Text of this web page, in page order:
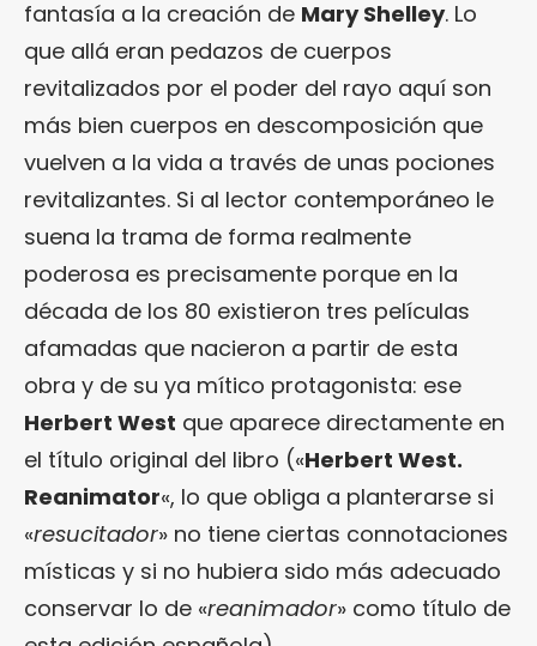
fantasía a la creación de Mary Shelley. Lo
que allá eran pedazos de cuerpos
revitalizados por el poder del rayo aquí son
más bien cuerpos en descomposición que
vuelven a la vida a través de unas pociones
revitalizantes. Si al lector contemporáneo le
suena la trama de forma realmente
poderosa es precisamente porque en la
década de los 80 existieron tres películas
afamadas que nacieron a partir de esta
obra y de su ya mítico protagonista: ese
Herbert West que aparece directamente en
el título original del libro («Herbert West.
Reanimator«, lo que obliga a planterarse si
«resucitador» no tiene ciertas connotaciones
místicas y si no hubiera sido más adecuado
conservar lo de «reanimador» como título de